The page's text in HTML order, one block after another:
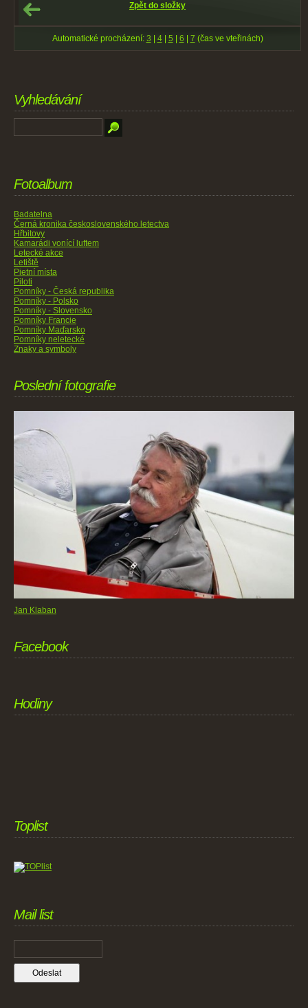
Zpět do složky
Automatické procházení: 3 4| 5 6 7 (čas ve vteřinách)
Vyhledávání
Fotoalbum
Badatelna
Černá kronika československého letectva
Hřbitovy
Kamarádi vonící luftem
Letecké akce
Letiště
Pietní místa
Piloti
Pomníky - Česká republika
Pomníky - Polsko
Pomníky - Slovensko
Pomníky Francie
Pomníky Maďarsko
Pomníky neletecké
Znaky a symboly
Poslední fotografie
Jan Klaban
Facebook
Hodiny
Toplist
Mail list